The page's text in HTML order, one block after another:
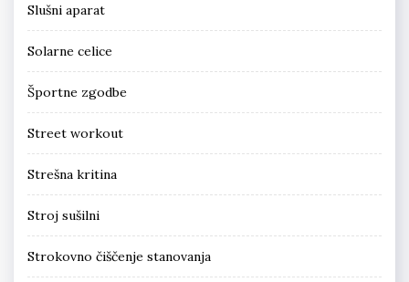
Slušni aparat
Solarne celice
Športne zgodbe
Street workout
Strešna kritina
Stroj sušilni
Strokovno čiščenje stanovanja